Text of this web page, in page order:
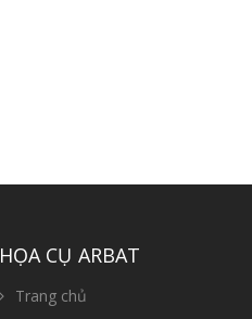
HỌA CỤ ARBAT
Trang chủ